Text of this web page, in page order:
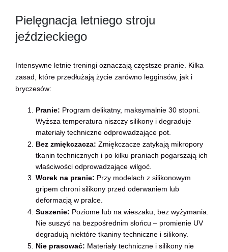
Pielęgnacja letniego stroju
jeździeckiego
Intensywne letnie treningi oznaczają częstsze pranie. Kilka
zasad, które przedłużają życie zarówno legginsów, jak i
bryczesów:
Pranie: Program delikatny, maksymalnie 30 stopni.
Wyższa temperatura niszczy silikony i degraduje
materiały techniczne odprowadzające pot.
Bez zmiękczacza: Zmiękczacze zatykają mikropory
tkanin technicznych i po kilku praniach pogarszają ich
właściwości odprowadzające wilgoć.
Worek na pranie: Przy modelach z silikonowym
gripem chroni silikony przed oderwaniem lub
deformacją w pralce.
Suszenie: Poziome lub na wieszaku, bez wyżymania.
Nie suszyć na bezpośrednim słońcu – promienie UV
degradują niektóre tkaniny techniczne i silikony.
Nie prasować: Materiały techniczne i silikony nie